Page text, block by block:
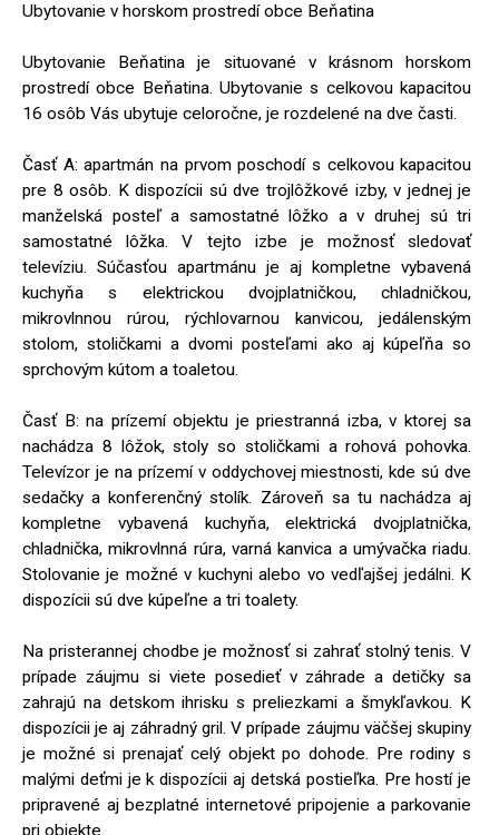
Ubytovanie v horskom prostredí obce Beňatina
Ubytovanie Beňatina je situované v krásnom horskom
prostredí obce Beňatina. Ubytovanie s celkovou kapacitou
16 osôb Vás ubytuje celoročne, je rozdelené na dve časti.
Časť A: apartmán na prvom poschodí s celkovou kapacitou
pre 8 osôb. K dispozícii sú dve trojlôžkové izby, v jednej je
manželská posteľ a samostatné lôžko a v druhej sú tri
samostatné lôžka. V tejto izbe je možnosť sledovať
televíziu. Súčasťou apartmánu je aj kompletne vybavená
kuchyňa s elektrickou dvojplatničkou, chladničkou,
mikrovlnnou rúrou, rýchlovarnou kanvicou, jedálenským
stolom, stoličkami a dvomi posteľami ako aj kúpeľňa so
sprchovým kútom a toaletou.
Časť B: na prízemí objektu je priestranná izba, v ktorej sa
nachádza 8 lôžok, stoly so stoličkami a rohová pohovka.
Televízor je na prízemí v oddychovej miestnosti, kde sú dve
sedačky a konferenčný stolík. Zároveň sa tu nachádza aj
kompletne vybavená kuchyňa, elektrická dvojplatnička,
chladnička, mikrovlnná rúra, varná kanvica a umývačka riadu.
Stolovanie je možné v kuchyni alebo vo vedľajšej jedálni. K
dispozícii sú dve kúpeľne a tri toalety.
Na pristerannej chodbe je možnosť si zahrať stolný tenis. V
prípade záujmu si viete posedieť v záhrade a detičky sa
zahrajú na detskom ihrisku s preliezkami a šmykľavkou. K
dispozícii je aj záhradný gril. V prípade záujmu väčšej skupiny
je možné si prenajať celý objekt po dohode. Pre rodiny s
malými deťmi je k dispozícii aj detská postieľka. Pre hostí je
pripravené aj bezplatné internetové pripojenie a parkovanie
pri objekte.